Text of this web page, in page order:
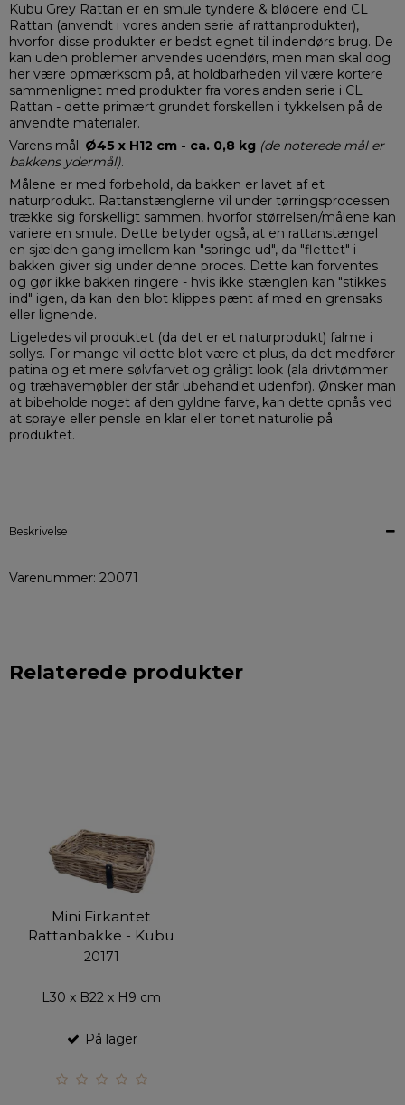
Kubu Grey Rattan er en smule tyndere & blødere end CL
Rattan (anvendt i vores anden serie af rattanprodukter),
hvorfor disse produkter er bedst egnet til indendørs brug. De
kan uden problemer anvendes udendørs, men man skal dog
her være opmærksom på, at holdbarheden vil være kortere
sammenlignet med produkter fra vores anden serie i CL
Rattan - dette primært grundet forskellen i tykkelsen på de
anvendte materialer.
Varens mål: Ø45 x H12 cm - ca. 0,8 kg (de noterede mål er
bakkens ydermål).
Målene er med forbehold, da bakken er lavet af et
naturprodukt. Rattanstænglerne vil under tørringsprocessen
trække sig forskelligt sammen, hvorfor størrelsen/målene kan
variere en smule. Dette betyder også, at en rattanstængel
en sjælden gang imellem kan "springe ud", da "flettet" i
bakken giver sig under denne proces. Dette kan forventes
og gør ikke bakken ringere - hvis ikke stænglen kan "stikkes
ind" igen, da kan den blot klippes pænt af med en grensaks
eller lignende.
Ligeledes vil produktet (da det er et naturprodukt) falme i
sollys. For mange vil dette blot være et plus, da det medfører
patina og et mere sølvfarvet og gråligt look (ala drivtømmer
og træhavemøbler der står ubehandlet udenfor). Ønsker man
at bibeholde noget af den gyldne farve, kan dette opnås ved
at spraye eller pensle en klar eller tonet naturolie på
produktet.
Beskrivelse
Varenummer: 20071
Relaterede produkter
Mini Firkantet
Rattanbakke - Kubu
20171
L30 x B22 x H9 cm
På lager